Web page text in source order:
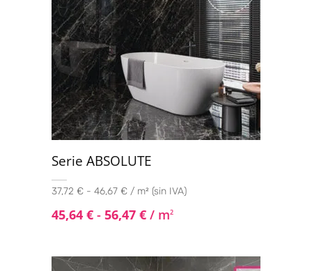
100x100(12)
120x120
Serie ABSOLUTE
37,72 € - 46,67 € / m² (sin IVA)
45,64 € - 56,47 € / m2